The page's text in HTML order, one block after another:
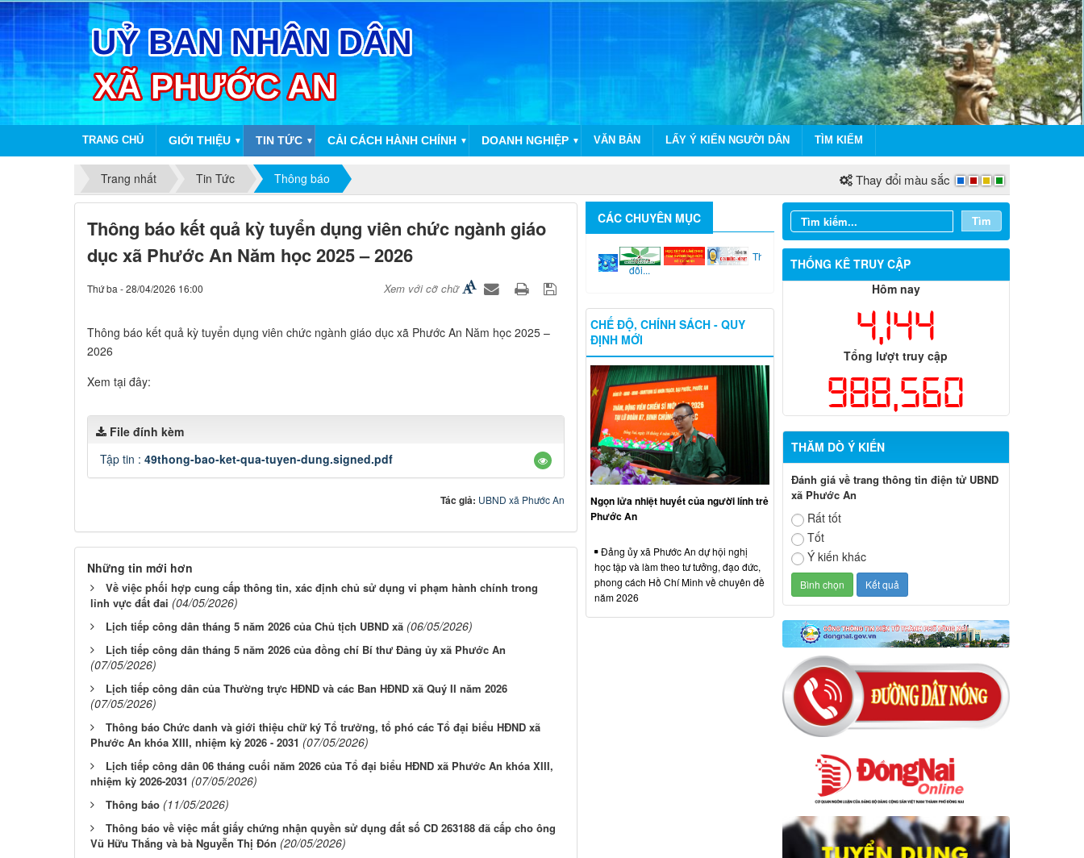
TRANG CHỦ GIỚI THIỆU ▼ TIN TỨC ▼ CẢI CÁCH HÀNH CHÍNH ▼ DOANH NGHIỆP ▼ VĂN BẢN LẤY Ý KIẾN NGƯỜI DÂN TÌM KIẾM
Trang nhất Tin Tức Thông báo Thay đổi màu sắc
Thông báo kết quả kỳ tuyển dụng viên chức ngành giáo
dục xã Phước An Năm học 2025 – 2026
Thứ ba - 28/04/2026 16:00 Xem với cỡ chữ
Thông báo kết quả kỳ tuyển dụng viên chức ngành giáo dục xã Phước An Năm học 2025 –
2026
Xem tại đây:
File đính kèm
Tập tin : 49thong-bao-ket-qua-tuyen-dung.signed.pdf
Tác giả: UBND xã Phước An
Những tin mới hơn
Về việc phối hợp cung cấp thông tin, xác định chủ sử dụng vi phạm hành chính trong
lỉnh vực đất đai (04/05/2026)
Lịch tiếp công dân tháng 5 năm 2026 của Chủ tịch UBND xã (06/05/2026)
Lịch tiếp công dân tháng 5 năm 2026 của đồng chí Bí thư Đảng ủy xã Phước An
(07/05/2026)
Lịch tiếp công dân của Thường trực HĐND và các Ban HĐND xã Quý II năm 2026
(07/05/2026)
Thông báo Chức danh và giới thiệu chữ ký Tổ trưởng, tổ phó các Tổ đại biểu HĐND xã
Phước An khóa XIII, nhiệm kỳ 2026 - 2031 (07/05/2026)
Lịch tiếp công dân 06 tháng cuối năm 2026 của Tổ đại biểu HĐND xã Phước An khóa XIII,
nhiệm kỳ 2026-2031 (07/05/2026)
Thông báo (11/05/2026)
Thông báo về việc mất giấy chứng nhận quyền sử dụng đất số CD 263188 đã cấp cho ông
Vũ Hữu Thắng và bà Nguyễn Thị Đón (20/05/2026)
Tìm
THỐNG KÊ TRUY CẬP
Hôm nay
4,144
Tổng lượt truy cập
988,560
THĂM DÒ Ý KIẾN
Đánh giá về trang thông tin điện tử UBND
xã Phước An
Rất tốt
Tốt
Ý kiến khác
CÁC CHUYÊN MỤC
Chuyển
đổi...
Nông... Học... Thi...
CHẾ ĐỘ, CHÍNH SÁCH - QUY
ĐỊNH MỚI
Ngọn lửa nhiệt huyết của người lính trẻ
Phước An
Đảng ủy xã Phước An dự hội nghị
học tập và làm theo tư tưởng, đạo đức,
phong cách Hồ Chí Minh về chuyên đề
năm 2026